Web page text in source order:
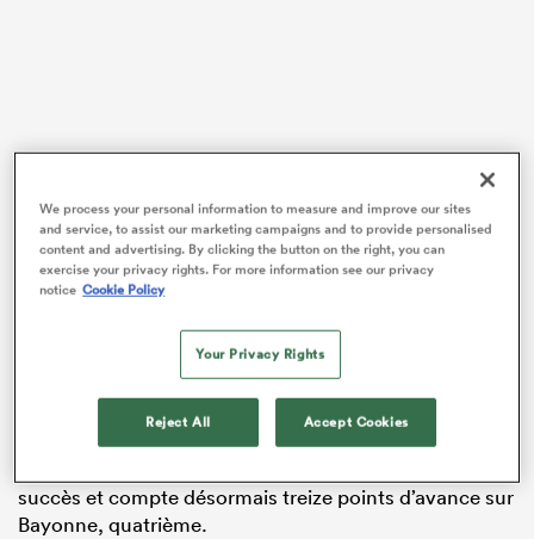
Toujours invaincu à domicile en championnat cette
saison, le Rugby Club Toulonnais confirme sa place
succès et compte désormais treize points d’avance sur
Bayonne, quatrième.
We process your personal information to measure and improve our sites
and service, to assist our marketing campaigns and to provide personalised
content and advertising. By clicking the button on the right, you can
exercise your privacy rights. For more information see our privacy
notice Cookie Policy
Your Privacy Rights
Reject All Accept Cookies